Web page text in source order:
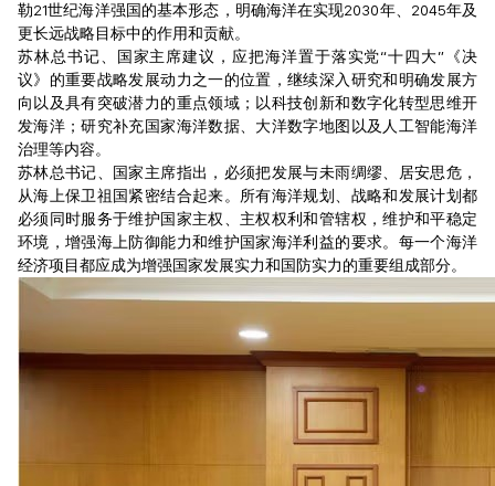
勒21世纪海洋强国的基本形态，明确海洋在实现2030年、2045年及
更长远战略目标中的作用和贡献。
苏林总书记、国家主席建议，应把海洋置于落实党“十四大”《决
议》的重要战略发展动力之一的位置，继续深入研究和明确发展方
向以及具有突破潜力的重点领域；以科技创新和数字化转型思维开
发海洋；研究补充国家海洋数据、大洋数字地图以及人工智能海洋
治理等内容。
苏林总书记、国家主席指出，必须把发展与未雨绸缪、居安思危，
从海上保卫祖国紧密结合起来。所有海洋规划、战略和发展计划都
必须同时服务于维护国家主权、主权权利和管辖权，维护和平稳定
环境，增强海上防御能力和维护国家海洋利益的要求。每一个海洋
经济项目都应成为增强国家发展实力和国防实力的重要组成部分。